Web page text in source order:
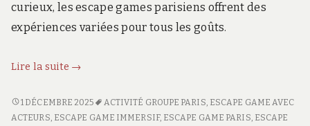
curieux, les escape games parisiens offrent des
expériences variées pour tous les goûts.
Lire la suite
Découverte
:
escape
→
DÉCOUVERTE
IMMERSIVE
1 DÉCEMBRE 2025 ACTIVITÉ GROUPE PARIS ESCAPE GAME AVEC
ACTEURS ESCAPE GAME IMMERSIF, ESCAPE GAME PARIS ESCAPE